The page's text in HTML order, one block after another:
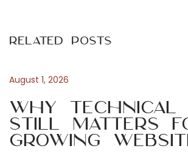
s
n
a
o
s
o
s
t
a
l
a
f
f
Related Posts
August 1, 2026
Why Technical
Still Matters
Growing